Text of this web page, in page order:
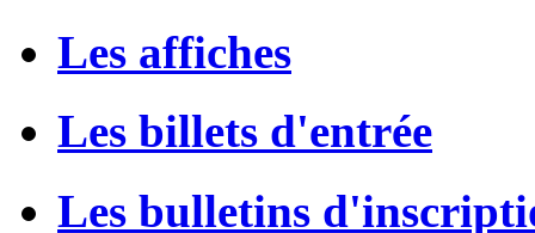
Les affiches
Les billets d'entrée
Les bulletins